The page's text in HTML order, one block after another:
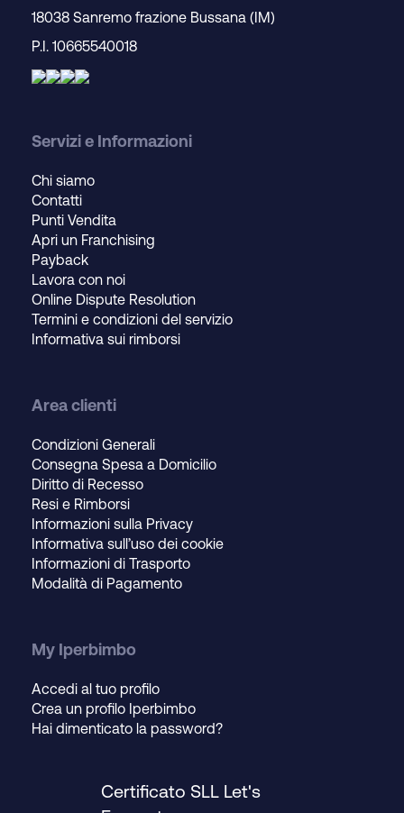
18038 Sanremo frazione Bussana (IM)
P.I. 10665540018
Servizi e Informazioni
Chi siamo
Contatti
Punti Vendita
Apri un Franchising
Payback
Lavora con noi
Online Dispute Resolution
Termini e condizioni del servizio
Informativa sui rimborsi
Area clienti
Condizioni Generali
Consegna Spesa a Domicilio
Diritto di Recesso
Resi e Rimborsi
Informazioni sulla Privacy
Informativa sull’uso dei cookie
Informazioni di Trasporto
Modalità di Pagamento
My Iperbimbo
Accedi al tuo profilo
Crea un profilo Iperbimbo
Hai dimenticato la password?
Certificato SLL Let's